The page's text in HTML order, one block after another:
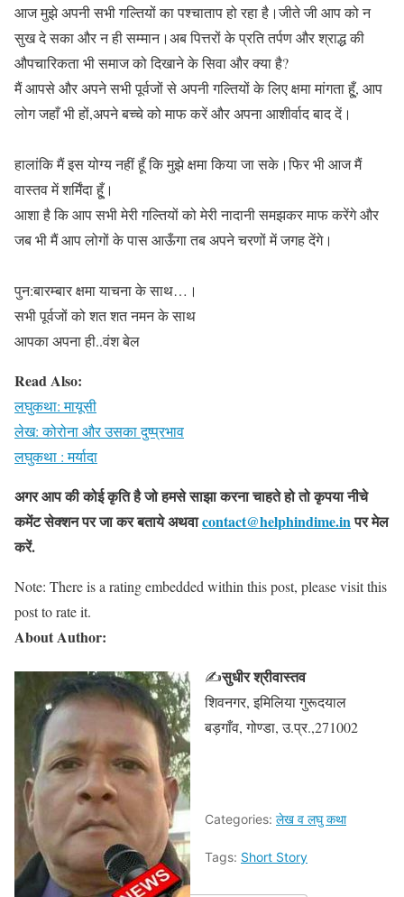
आज मुझे अपनी सभी गल्तियों का पश्चाताप हो रहा है।जीते जी आप को न
सुख दे सका और न ही सम्मान।अब पित्तरों के प्रति तर्पण और श्राद्ध की
औपचारिकता भी समाज को दिखाने के सिवा और क्या है?
मैं आपसे और अपने सभी पूर्वजों से अपनी गल्तियों के लिए क्षमा मांगता हू्ँ, आप
लोग जहाँ भी हों,अपने बच्चे को माफ करें और अपना आशीर्वाद बाद दें।
हालांकि मैं इस योग्य नहीं हूँ कि मुझे क्षमा किया जा सके।फिर भी आज मैं
वास्तव में शर्मिंदा हू्ँ।
आशा है कि आप सभी मेरी गल्तियों को मेरी नादानी समझकर माफ करेंगे और
जब भी मैं आप लोगों के पास आऊँगा तब अपने चरणों में जगह देंगे।
पुन:बारम्बार क्षमा याचना के साथ…।
सभी पूर्वजों को शत शत नमन के साथ
आपका अपना ही..वंश बेल
Read Also:
लघुकथा: मायूसी
लेख: कोरोना और उसका दुष्प्रभाव
लघुकथा : मर्यादा
अगर आप की कोई कृति है जो हमसे साझा करना चाहते हो तो कृपया नीचे
कमेंट सेक्शन पर जा कर बतायेअथवाcontact@helphindime.inपर मेल
करें.
Note: There is a rating embedded within this post, please visit this
post to rate it.
About Author:
✍सुधीर श्रीवास्तव
शिवनगर, इमिलिया गुरूदयाल
बड़गाँव, गोण्डा, उ.प्र.,271002
Categories: लेख व लघु कथा
Tags: Short Story